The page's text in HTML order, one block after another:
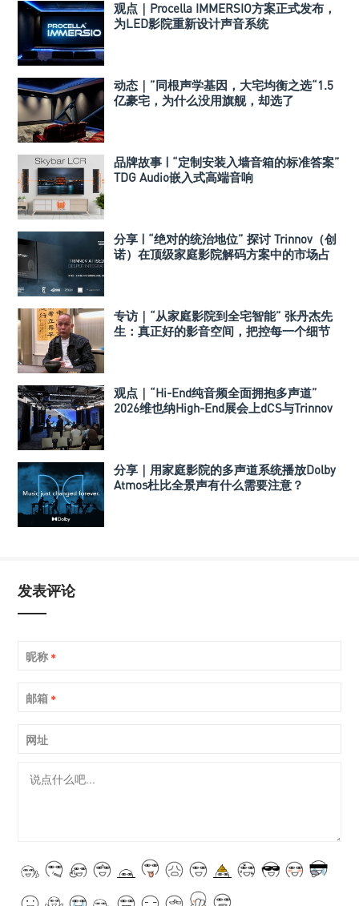
观点｜Procella IMMERSIO方案正式发布，
为LED影院重新设计声音系统
动态｜”同根声学基因，大宅均衡之选“1.5
亿豪宅，为什么没用旗舰，却选了
品牌故事 | “定制安装入墙音箱的标准答案”
TDG Audio嵌入式高端音响
分享 | “绝对的统治地位” 探讨 Trinnov（创
诺）在顶级家庭影院解码方案中的市场占
专访｜“从家庭影院到全宅智能” 张丹杰先
生：真正好的影音空间，把控每一个细节
观点｜“Hi-End纯音频全面拥抱多声道”
2026维也纳High-End展会上dCS与Trinnov
分享｜用家庭影院的多声道系统播放Dolby
Atmos杜比全景声有什么需要注意？
发表评论
昵称 *
邮箱 *
网址